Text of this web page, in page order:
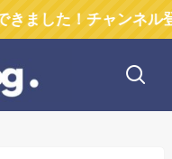
チャンネル登録お願